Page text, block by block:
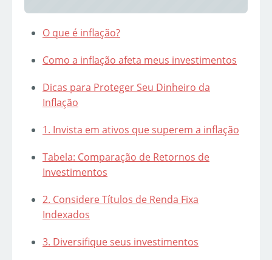
O que é inflação?
Como a inflação afeta meus investimentos
Dicas para Proteger Seu Dinheiro da
Inflação
1. Invista em ativos que superem a inflação
Tabela: Comparação de Retornos de
Investimentos
2. Considere Títulos de Renda Fixa
Indexados
3. Diversifique seus investimentos